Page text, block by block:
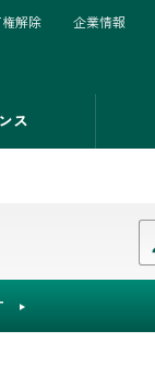
ス
解除 企業情報